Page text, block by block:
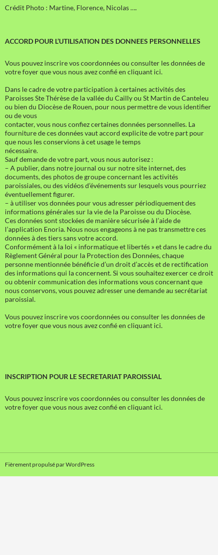
Crédit Photo : Martine, Florence, Nicolas ….
ACCORD POUR L’UTILISATION DES DONNEES PERSONNELLES
Vous pouvez inscrire vos coordonnées ou consulter les données de
votre foyer que vous nous avez confié en cliquant ici.
Dans le cadre de votre participation à certaines activités des
Paroisses Ste Thérèse de la vallée du Cailly ou St Martin de Canteleu
ou bien du Diocèse de Rouen, pour nous permettre de vous identifier
ou de vous
contacter, vous nous confiez certaines données personnelles. La
fourniture de ces données vaut accord explicite de votre part pour
que nous les conservions à cet usage le temps
nécessaire.
Sauf demande de votre part, vous nous autorisez :
– A publier, dans notre journal ou sur notre site internet, des
documents, des photos de groupe concernant les activités
paroissiales, ou des vidéos d’événements sur lesquels vous pourriez
éventuellement figurer.
– à utiliser vos données pour vous adresser périodiquement des
informations générales sur la vie de la Paroisse ou du Diocèse.
Ces données sont stockées de manière sécurisée à l’aide de
l’application Enoria. Nous nous engageons à ne pas transmettre ces
données à des tiers sans votre accord.
Conformément à la loi « informatique et libertés » et dans le cadre du
Règlement Général pour la Protection des Données, chaque
personne mentionnée bénéficie d’un droit d’accès et de rectification
des informations qui la concernent. Si vous souhaitez exercer ce droit
ou obtenir communication des informations vous concernant que
nous conservons, vous pouvez adresser une demande au secrétariat
paroissial.
Vous pouvez inscrire vos coordonnées ou consulter les données de
votre foyer que vous nous avez confié en cliquant ici.
INSCRIPTION POUR LE SECRETARIAT PAROISSIAL
Vous pouvez inscrire vos coordonnées ou consulter les données de
votre foyer que vous nous avez confié en cliquant ici.
Fièrement propulsé par WordPress